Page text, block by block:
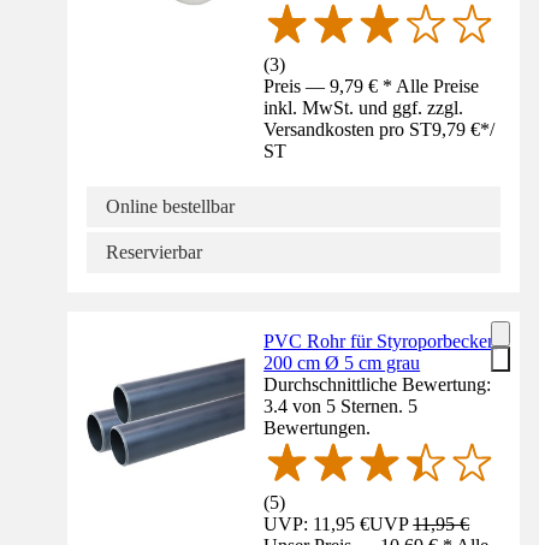
(3)
Preis — 9,79 € * Alle Preise
inkl. MwSt. und ggf. zzgl.
Versandkosten pro ST9,79 €*/
ST
Online bestellbar
Reservierbar
PVC Rohr für Styroporbecken
200 cm Ø 5 cm grau
Durchschnittliche Bewertung:
3.4 von 5 Sternen. 5
Bewertungen.
(5)
UVP: 11,95 €UVP11,95 €